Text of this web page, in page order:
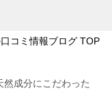
コミ情報ブログ TOP
成分にこだわった